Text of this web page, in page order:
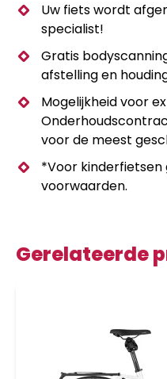
Uw fiets wordt
specialist!
Gratis
afstelling en
Mogelijkheid voor
voor de meest
*Voor
voorwaarden.
Gerelateerde